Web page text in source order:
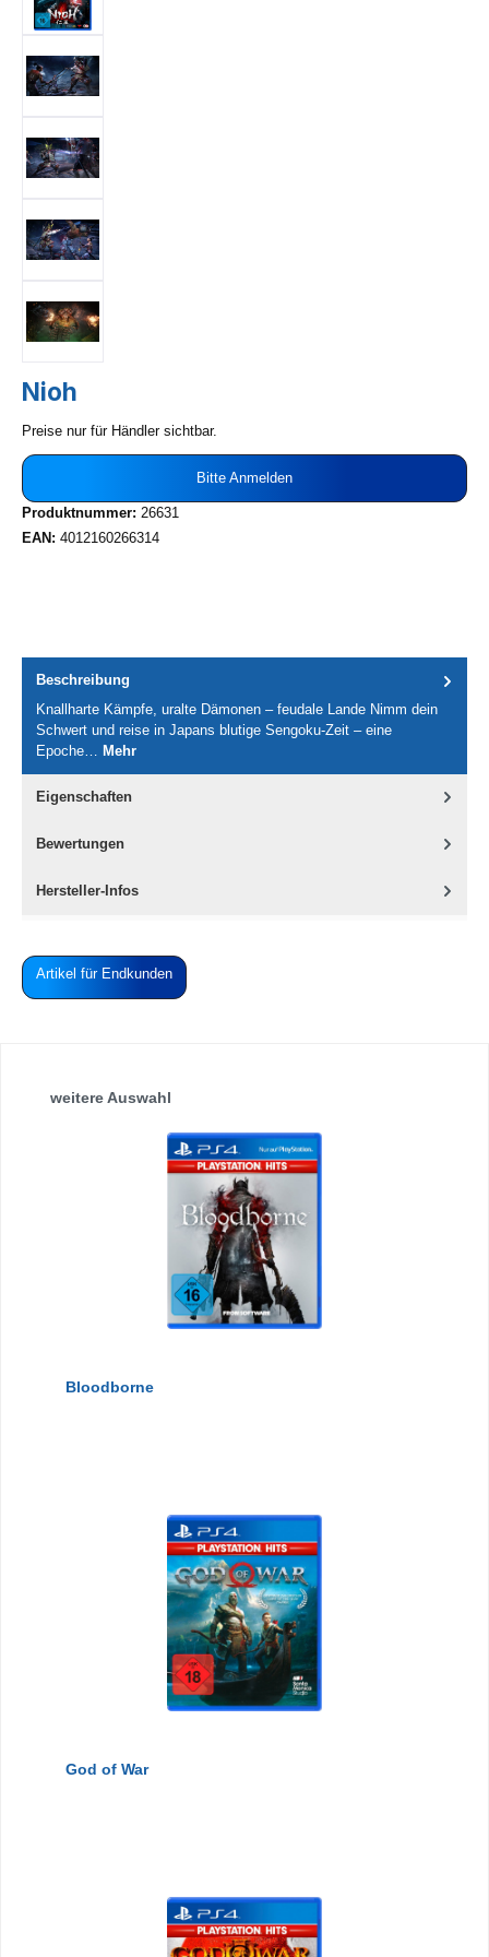
Nioh
Preise nur für Händler sichtbar.
Bitte Anmelden
Produktnummer: 26631
EAN: 4012160266314
Beschreibung
Knallharte Kämpfe, uralte Dämonen – feudale Lande Nimm dein
Schwert und reise in Japans blutige Sengoku-Zeit – eine
Epoche…
Mehr
Eigenschaften
Bewertungen
Hersteller-Infos
Artikel für Endkunden
Produktgalerie überspringen
weitere Auswahl
Bloodborne
God of War